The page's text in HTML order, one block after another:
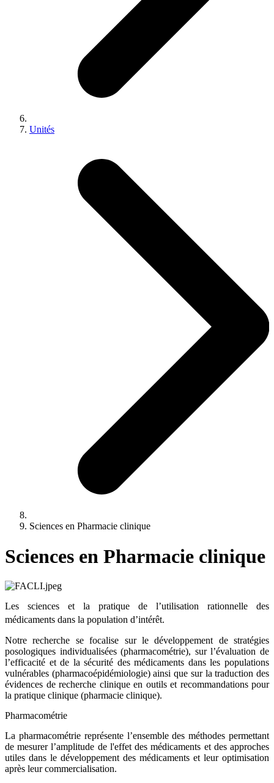
Unités
Sciences en Pharmacie clinique
Sciences en Pharmacie clinique
Les sciences et la pratique de l’utilisation rationnelle des
médicaments dans la population d’intérêt.
Notre recherche se focalise sur le développement de stratégies
posologiques individualisées (pharmacométrie), sur l’évaluation de
l’efficacité et de la sécurité des médicaments dans les populations
vulnérables (pharmacoépidémiologie) ainsi que sur la traduction des
évidences de recherche clinique en outils et recommandations pour
la pratique clinique (pharmacie clinique).
Pharmacométrie
La pharmacométrie représente l’ensemble des méthodes permettant
de mesurer l’amplitude de l'effet des médicaments et des approches
utiles dans le développement des médicaments et leur optimisation
après leur commercialisation.